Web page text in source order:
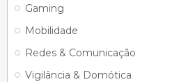
Gaming
Mobilidade
Redes & Comunicação
Vigilância & Domótica